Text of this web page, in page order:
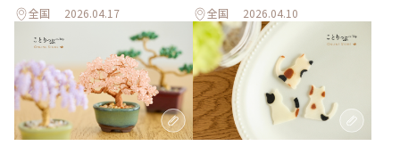
全国 2026.04.17 全国 2026.04.10